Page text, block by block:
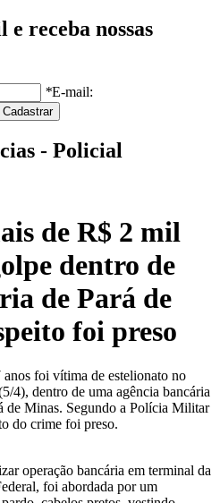
e receba nossas
*E-mail:
- Policial
de R$ 2 mil
dentro de
de Pará de
foi preso
anos foi vítima de estelionato no
4), dentro de uma agência bancária
de Minas. Segundo a Polícia Militar
do crime foi preso.
operação bancária em terminal da
foi abordada por um